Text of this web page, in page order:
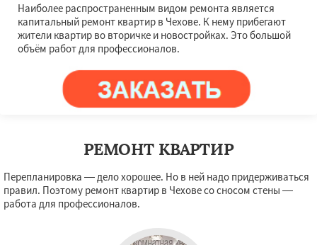
Наиболее распространенным видом ремонта является
капитальный ремонт квартир в Чехове. К нему прибегают
жители квартир во вторичке и новостройках. Это большой
объём работ для профессионалов.
РЕМОНТ КВАРТИР
Перепланировка — дело хорошее. Но в ней надо придерживаться
правил. Поэтому ремонт квартир в Чехове со сносом стены —
работа для профессионалов.